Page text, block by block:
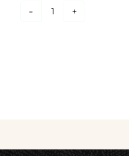
Vask